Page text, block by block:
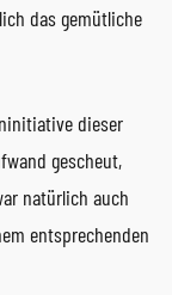
das gemütliche
dieser
gescheut,
natürlich auch
entsprechenden